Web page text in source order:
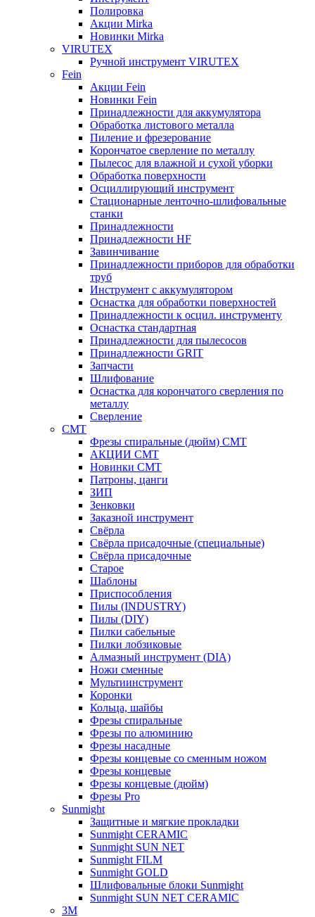
Полировка
Акции Mirka
Новинки Mirka
VIRUTEX
Ручной инструмент VIRUTEX
Fein
Акции Fein
Новинки Fein
Принадлежности для аккумулятора
Обработка листового металла
Пиление и фрезерование
Корончатое сверление по металлу
Пылесос для влажной и сухой уборки
Обработка поверхности
Осциллирующий инструмент
Стационарные ленточно-шлифовальные
станки
Принадлежности
Принадлежности HF
Завинчивание
Принадлежности приборов для обработки
труб
Инструмент с аккумулятором
Оснастка для обработки поверхностей
Принадлежности к осцил. инструменту
Оснастка стандартная
Принадлежности для пылесосов
Принадлежности GRIT
Запчасти
Шлифование
Оснастка для корончатого сверления по
металлу
Сверление
CMT
Фрезы спиральные (дюйм) СМТ
АКЦИИ СМТ
Новинки CMT
Патроны, цанги
ЗИП
Зенковки
Заказной инструмент
Свёрла
Свёрла присадочные (специальные)
Свёрла присадочные
Старое
Шаблоны
Приспособления
Пилы (INDUSTRY)
Пилы (DIY)
Пилки сабельные
Пилки лобзиковые
Алмазный инструмент (DIA)
Ножи сменные
Мультиинструмент
Коронки
Кольца, шайбы
Фрезы спиральные
Фрезы по алюминию
Фрезы насадные
Фрезы концевые со сменным ножом
Фрезы концевые
Фрезы концевые (дюйм)
Фрезы Pro
Sunmight
Защитные и мягкие прокладки
Sunmight CERAMIC
Sunmight SUN NET
Sunmight FILM
Sunmight GOLD
Шлифовальные блоки Sunmight
Sunmight SUN NET CERAMIC
3M